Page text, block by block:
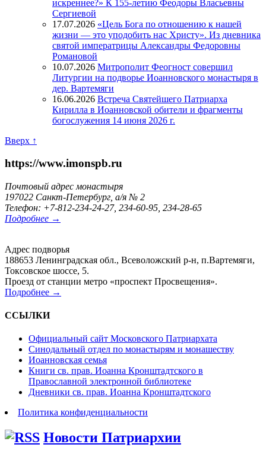
искреннее?» К 155-летию Феодоры Власьевны
Сергиевой
17.07.2026 «Цель Бога по отношению к нашей
жизни — это уподобить нас Христу». Из дневника
святой императрицы Александры Федоровны
Романовой
10.07.2026 Митрополит Феогност совершил
Литургии на подворье Иоанновского монастыря в
дер. Вартемяги
16.06.2026 Встреча Святейшего Патриарха
Кирилла в Иоанновской обители и фрагменты
богослужения 14 июня 2026 г.
Вверх ↑
https://www.imonspb.ru
Почтовый адрес монастыря
197022 Санкт-Петербург, а/я № 2
Телефон: +7-812-234-24-27, 234-60-95, 234-28-65
Подробнее →
Адрес подворья
188653 Ленинградская обл., Всеволожский р-н, п.Вартемяги,
Токсовское шоссе, 5.
Проезд от станции метро «проспект Просвещения».
Подробнее →
ССЫЛКИ
Официальный сайт Московского Патриархата
Синодальный отдел по монастырям и монашеству
Иоанновская семья
Книги св. прав. Иоанна Кронштадтского в
Православной электронной библиотеке
Дневники св. прав. Иоанна Кронштадтского
Политика конфиденциальности
Новости Патриархии